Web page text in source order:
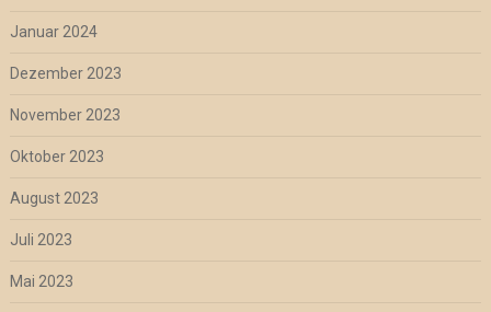
Januar 2024
Dezember 2023
November 2023
Oktober 2023
August 2023
Juli 2023
Mai 2023